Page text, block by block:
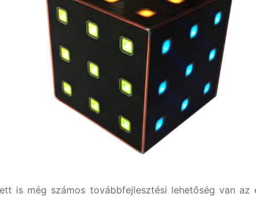
is még számos továbbfejlesztési lehetőség van az